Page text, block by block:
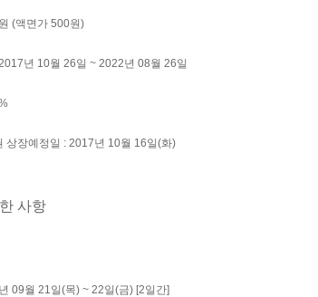
(액면가 500원)
년 10월 26일 ~ 2022년 08월 26일
상장예정일 : 2017년 10월 16일(화)
사항
09월 21일(목) ~ 22일(금) [2일간]